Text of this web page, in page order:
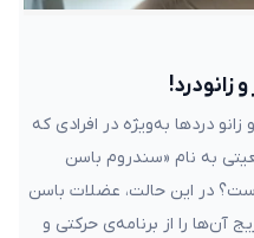
زانو‌درد!
دردها به‌ویژه در افرادی که
به نام «سندروم باسن
در این حالت، عضلات باسن
آن‌ها را از برنامه‌ی حرکتی و